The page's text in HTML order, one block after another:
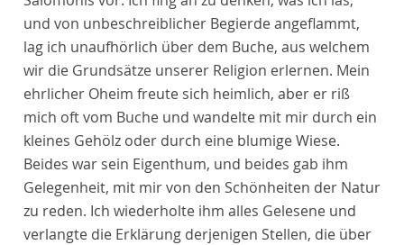
und von unbeschreiblicher Begierde angeflammt,
lag ich unaufhörlich über dem Buche, aus welchem
wir die Grundsätze unserer Religion erlernen. Mein
ehrlicher Oheim freute sich heimlich, aber er riß
mich oft vom Buche und wandelte mit mir durch ein
kleines Gehölz oder durch eine blumige Wiese.
Beides war sein Eigenthum, und beides gab ihm
Gelegenheit, mit mir von den Schönheiten der Natur
zu reden. Ich wiederholte ihm alles Gelesene und
verlangte die Erklärung derjenigen Stellen, die über